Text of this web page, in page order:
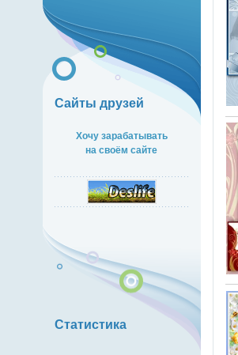
Сайты друзей
Хочу зарабатывать
на своём сайте
Статистика